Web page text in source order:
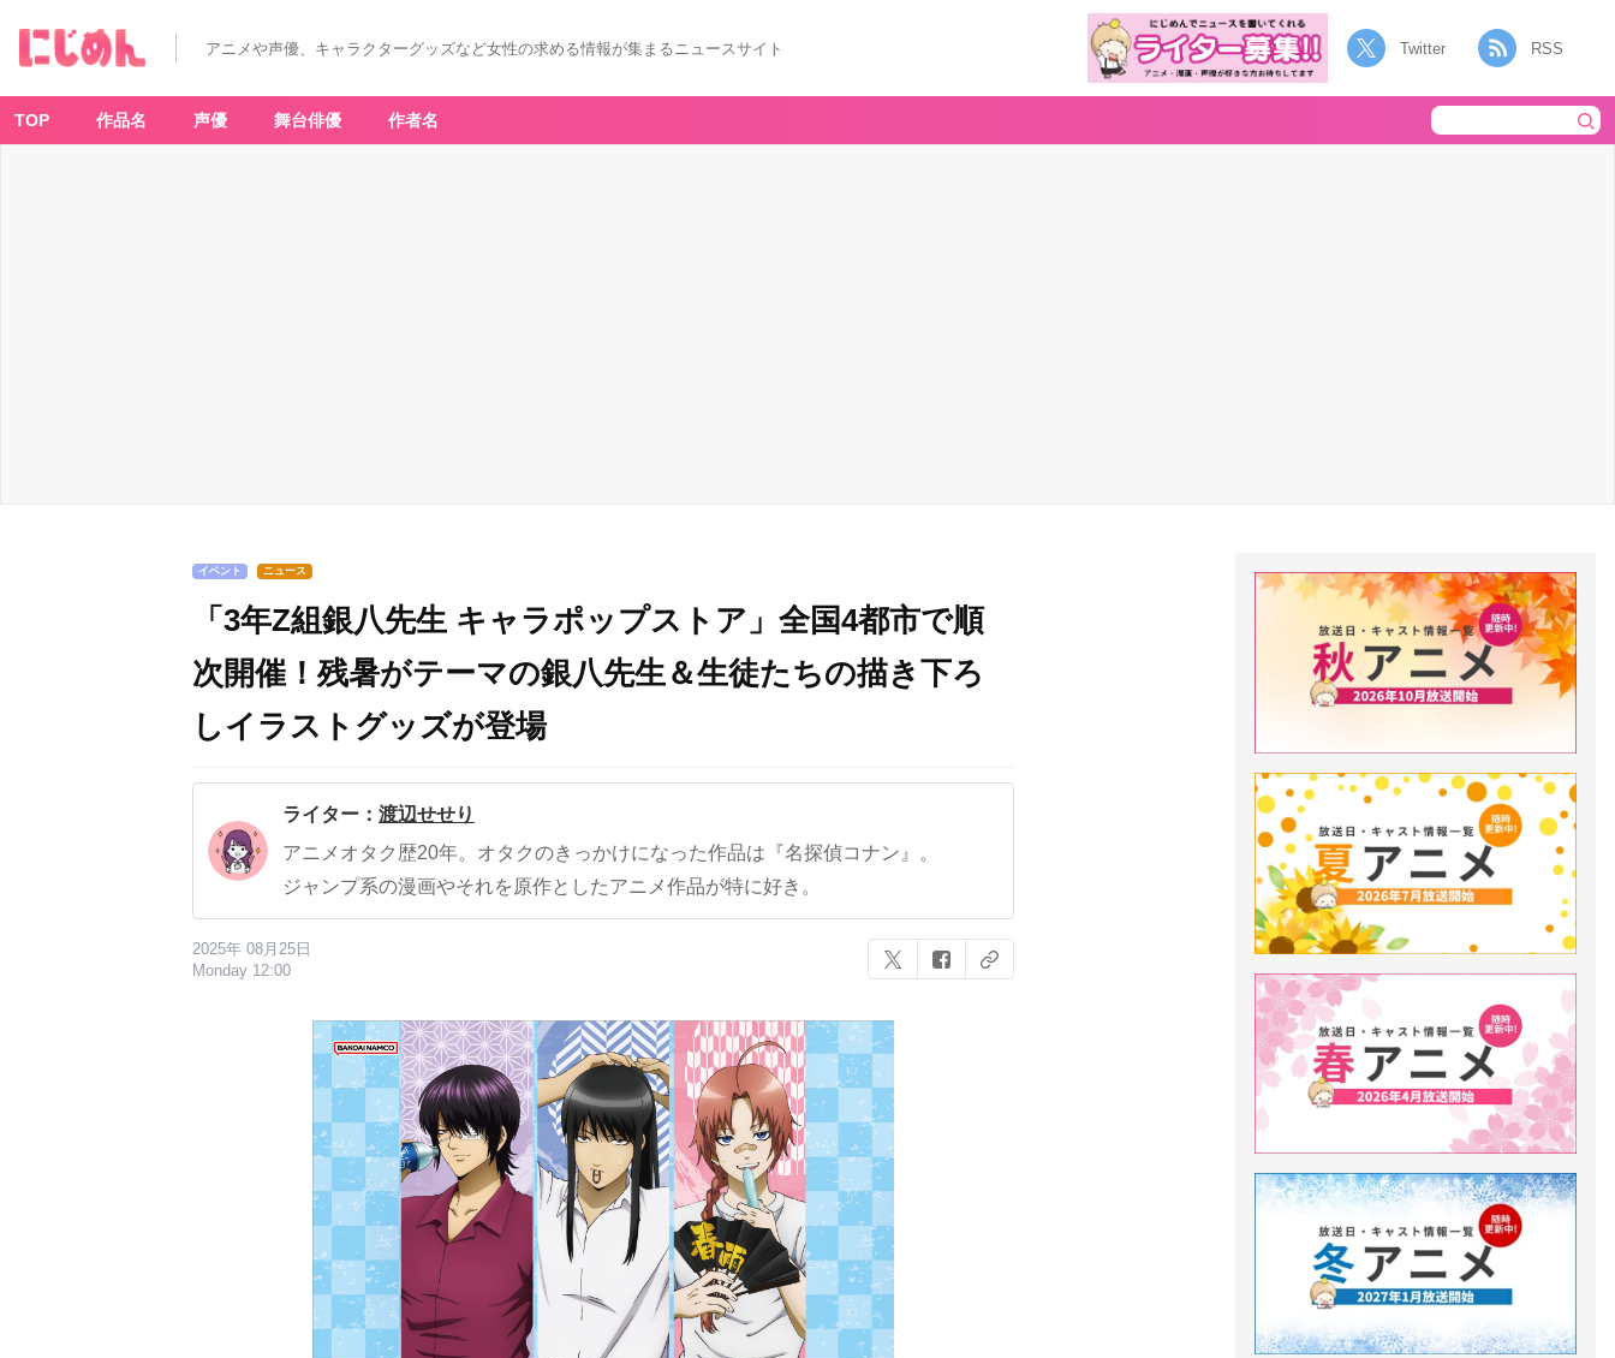
アニメや声優、キャラクターグッズなど女性の求める情報が集まるニュースサイト Twitter RSS
TOP 作品名 声優 舞台俳優 作者名
イベント ニュース
「3年Z組銀八先生 キャラポップストア」全国4都市で順
次開催！残暑がテーマの銀八先生＆生徒たちの描き下ろ
しイラストグッズが登場
ライター： 渡辺せせり
アニメオタク歴20年。オタクのきっかけになった作品は『名探偵コナン』。
ジャンプ系の漫画やそれを原作としたアニメ作品が特に好き。
2025年 08月25日
Monday 12:00